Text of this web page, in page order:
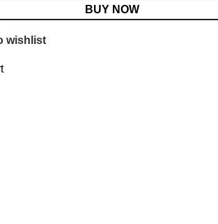
BUY NOW
wishlist